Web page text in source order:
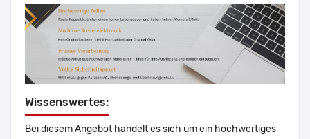
Wissenswertes:
Bei diesem Angebot handelt es sich um ein hochwertiges